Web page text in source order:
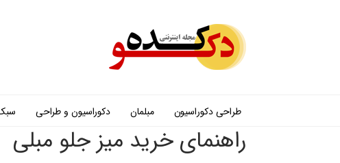
طراحی دکوراسیون مبلمان دکوراسیون و طراحی
راهنمای خرید میز جلو مبلی